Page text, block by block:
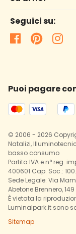
Seguici su:
Puoi pagare
© 2006 - 2026
Natalizi,
basso consumo
Partita IVA e n° reg.
400601 Cap. Soc.:
Sede Legale: Via
Abetone Brennero,
È vietata la
Luminalpark.it sono
Sitemap